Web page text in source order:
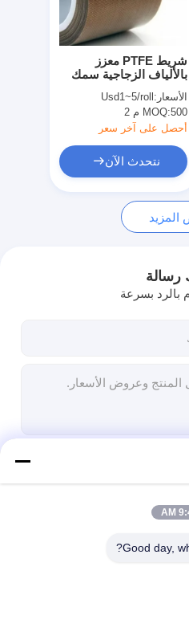
شريط PTFE معزز
بالألياف الزجاجية سمك
الصناعية المتطلبة
الأسعار: Usd1~5/roll
MOQ:500 م 2
أحصل على آخر سعر
نتحدث الآن
رسالة
بسرعة
Good day,